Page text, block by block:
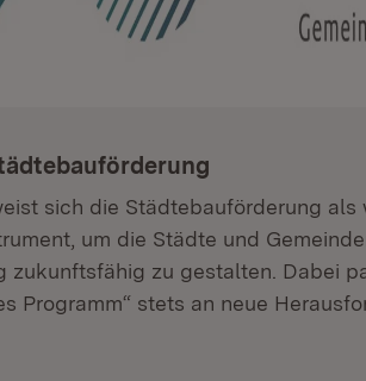
sich die Städtebauförderung als
um die Städte und
zukunftsfähig zu gestalten. Dabei
Programm“ stets an neue